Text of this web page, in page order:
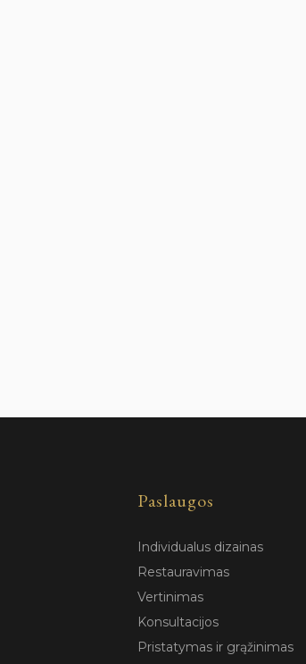
Paslaugos
Individualus dizainas
Restauravimas
Vertinimas
Konsultacijos
Pristatymas ir grąžinimas